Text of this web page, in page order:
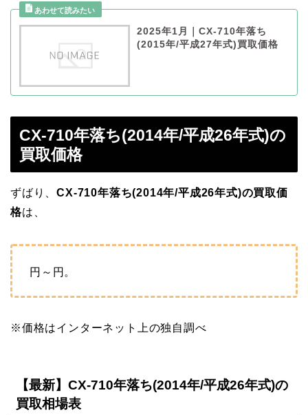
2025年1月｜CX-710年落ち
(2015年/平成27年式)買取価格
CX-710年落ち(2014年/平成26年式)の
買取価格
ずばり、CX-710年落ち(2014年/平成26年式)の買取価
格は、
円～ 円。
※価格はインターネット上の独自調べ
【最新】CX-710年落ち(2014年/平成26年式)の
買取相場表